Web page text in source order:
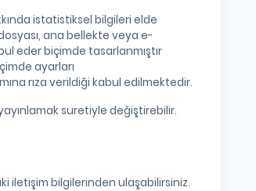
istatistiksel bilgileri elde
ana bellekte veya e-
eder biçimde tasarlanmıştır
ayarları
rıza verildiği kabul edilmektedir.
suretiyle değiştirebilir.
iletişim bilgilerinden ulaşabilirsiniz.